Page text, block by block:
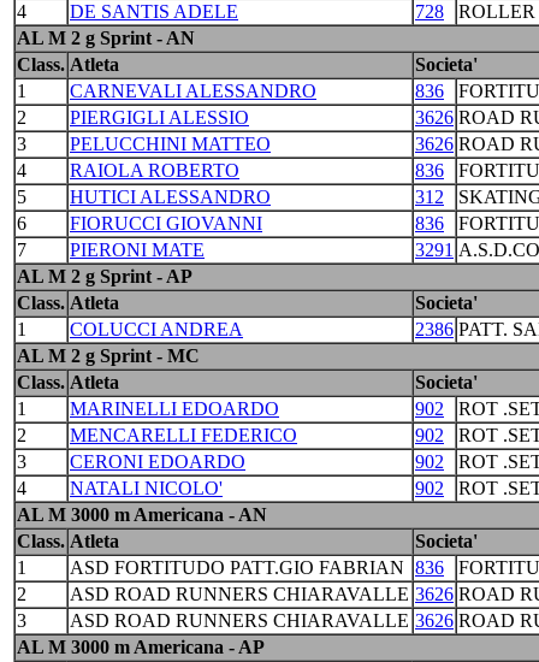
4
DE SANTIS ADELE 728
AL M 2 g Sprint - AN
Class. Atleta
Societa'
1
CARNEVALI ALESSANDRO 836
2
PIERGIGLI ALESSIO 3626 ROAD
3
PELUCCHINI MATTEO 3626 ROAD
4
RAIOLA ROBERTO 836
5
HUTICI ALESSANDRO 312
6
FIORUCCI GIOVANNI 836
7
PIERONI MATE 3291
AL M 2 g Sprint - AP
Class. Atleta
Societa'
1
COLUCCI ANDREA 2386 PATT.
AL M 2 g Sprint - MC
Class. Atleta
Societa'
1
MARINELLI EDOARDO 902
ROT
2
MENCARELLI FEDERICO 902
ROT
3
CERONI EDOARDO 902
ROT
4
NATALI NICOLO' 902
ROT
AL M 3000 m Americana - AN
Class. Atleta
Societa'
1
ASD FORTITUDO PATT.GIO FABRIAN 836
2
ASD ROAD RUNNERS CHIARAVALLE 3626 ROAD
3
ASD ROAD RUNNERS CHIARAVALLE 3626 ROAD
AL M 3000 m Americana - AP